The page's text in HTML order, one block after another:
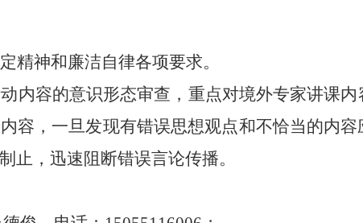
精神和廉洁自律各项要求。
内容的意识形态审查，重点对境外专家讲课
容，一旦发现有错误思想观点和不恰当的内
止，迅速阻断错误言论传播。